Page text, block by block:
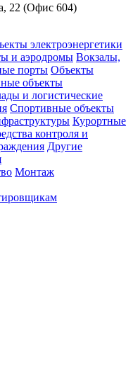
22 (Офис 604)
электроэнергетики
и аэродромы Вокзалы,
порты Объекты
объекты
и логистические
Спортивные объекты
Курортные
контроля и
Другие
Монтаж